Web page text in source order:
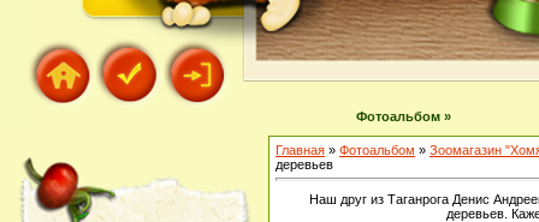
Фотоальбом »
Главная » Фотоальбом » Зоомагазин
деревьев
Наш друг из Таганрога Денис
деревьев.